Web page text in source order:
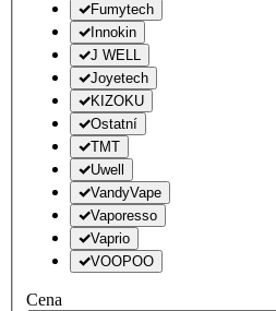
Fumytech
Innokin
J WELL
Joyetech
KIZOKU
Ostatní
TMT
Uwell
VandyVape
Vaporesso
Vaprio
VOOPOO
Cena